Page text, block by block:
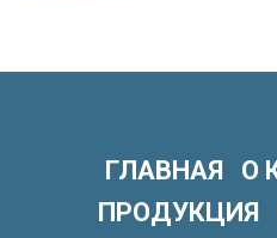
ГЛАВНАЯ
О
ПРОДУКЦИЯ